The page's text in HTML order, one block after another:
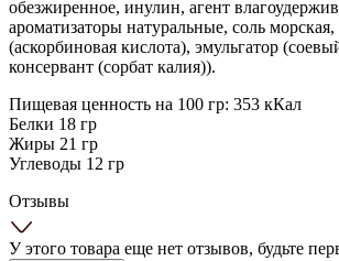
обезжиренное, инулин, агент
ароматизаторы натуральные, соль
(аскорбиновая кислота), эмульгатор
консервант (сорбат калия)).
Пищевая ценность на 100 гр: 353 кКал
Белки 18 гр
Жиры 21 гр
Углеводы 12 гр
Отзывы
У этого товара еще нет отзывов, будьте